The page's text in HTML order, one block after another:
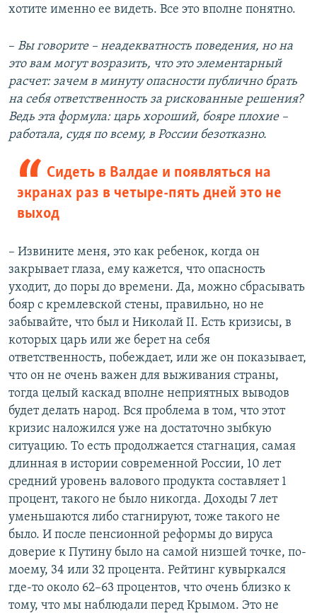
хотите именно ее видеть. Все это вполне понятно.
– Вы говорите – неадекватность поведения, но на
это вам могут возразить, что это элементарный
расчет: зачем в минуту опасности публично брать
на себя ответственность за рискованные решения?
Ведь эта формула: царь хороший, бояре плохие –
работала, судя по всему, в России безотказно.
Сидеть в Валдае и появляться на
экранах раз в четыре-пять дней это не
выход
– Извините меня, это как ребенок, когда он
закрывает глаза, ему кажется, что опасность
уходит, до поры до времени. Да, можно сбрасывать
бояр с кремлевской стены, правильно, но не
забывайте, что был и Николай II. Есть кризисы, в
которых царь или же берет на себя
ответственность, побеждает, или же он показывает,
что он не очень важен для выживания страны,
тогда целый каскад вполне неприятных выводов
будет делать народ. Вся проблема в том, что этот
кризис наложился уже на достаточно зыбкую
ситуацию. То есть продолжается стагнация, самая
длинная в истории современной России, 10 лет
средний уровень валового продукта составляет 1
процент, такого не было никогда. Доходы 7 лет
уменьшаются либо стагнируют, тоже такого не
было. И после пенсионной реформы до вируса
доверие к Путину было на самой низшей точке, по-
моему, 34 или 32 процента. Рейтинг кувыркался
где-то около 62–63 процентов, что очень близко к
тому, что мы наблюдали перед Крымом. Это не